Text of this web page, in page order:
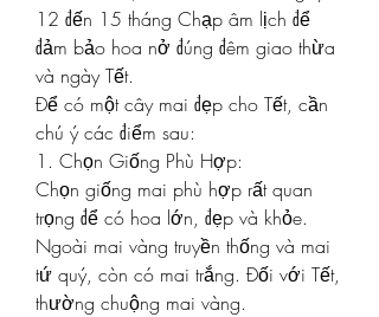
12 đến 15 tháng Chạp âm lịch để
đảm bảo hoa nở đúng đêm giao thừa
và ngày Tết.
Để có một cây mai đẹp cho Tết, cần
chú ý các điểm sau:
1. Chọn Giống Phù Hợp:
Chọn giống mai phù hợp rất quan
trọng để có hoa lớn, đẹp và khỏe.
Ngoài mai vàng truyền thống và mai
tứ quý, còn có mai trắng. Đối với Tết,
thường chuộng mai vàng.